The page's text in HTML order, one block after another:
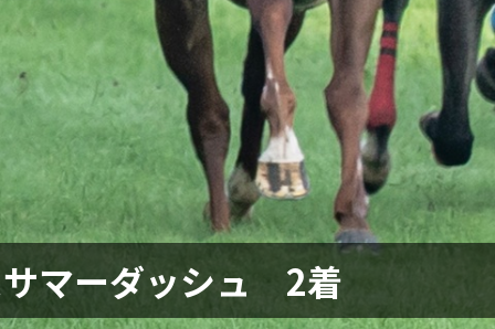
マーダッシュ 2着